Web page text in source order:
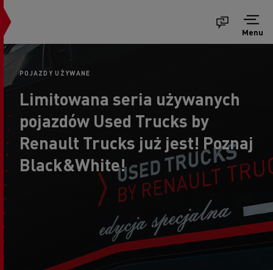
Menu
POJAZDY UŻYWANE
Limitowana seria używanych
pojazdów Used Trucks by
Renault Trucks już jest! Poznaj
Black&White!